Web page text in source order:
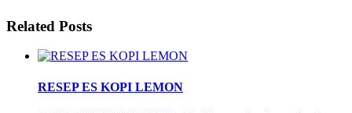
Related Posts
RESEP ES KOPI LEMON